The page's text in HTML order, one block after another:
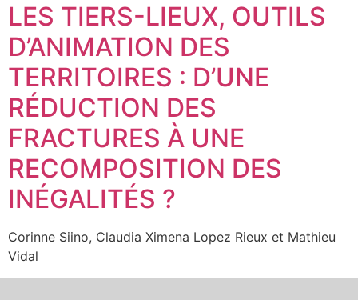
LES TIERS-LIEUX, OUTILS
D’ANIMATION DES
TERRITOIRES : D’UNE
RÉDUCTION DES
FRACTURES À UNE
RECOMPOSITION DES
INÉGALITÉS ?
Corinne Siino, Claudia Ximena Lopez Rieux et Mathieu
Vidal